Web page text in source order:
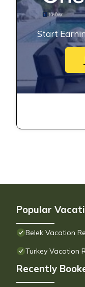
Start
Popular
Belek Vacation
Turkey Vacation
Recently